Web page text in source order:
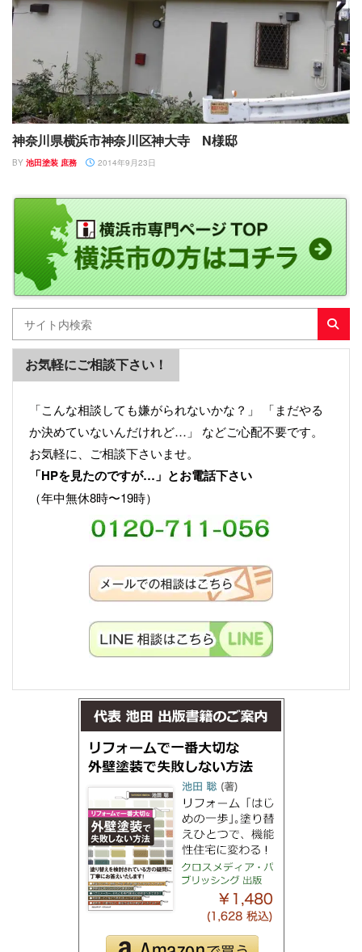
神奈川県横浜市神奈川区神大寺 N様邸
BY 池田塗装 庶務 2014年9月23日
お気軽にご相談下さい！
「こんな相談しても嫌がられないかな？」 「まだやる
か決めていないんだけれど…」 などご心配不要です。
お気軽に、ご相談下さいませ。
「HPを見たのですが…」とお電話下さい
（年中無休8時〜19時）